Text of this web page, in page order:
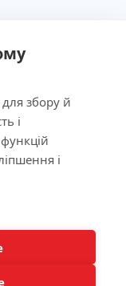
збору й
і
і